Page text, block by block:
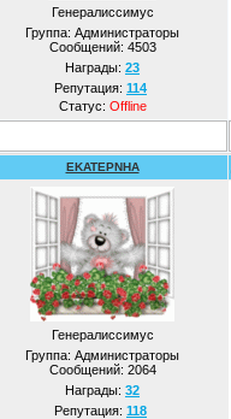
Генералиссимус
Группа: Администраторы
Сообщений: 4503
Награды: 23
Репутация: 114
Статус: Offline
EKATEPNHA
Генералиссимус
Группа: Администраторы
Сообщений: 2064
Награды: 32
Репутация: 118